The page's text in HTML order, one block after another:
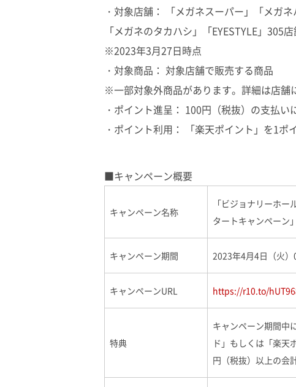
・対象店舗： 「メガネスーパー」「メガ
「メガネのタカハシ」「EYESTYLE」305
※2023年3月27日時点
・対象商品： 対象店舗で販売する商品
※一部対象外商品があります。詳細は店舗
・ポイント進呈： 100円（税抜）の支払
・ポイント利用： 「楽天ポイント」を1
■キャンペーン概要
キャンペーン名称
「ビジョナリーホ
タートキャンペーン」
キャンペーン期間 2023年4月4日（火
キャンペーンURL https://r10.to/
特典
キャンペーン期間中
ド」もしくは「楽天
円（税抜）以上の会